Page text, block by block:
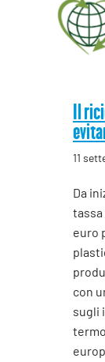
Il
11
Da
tassa
euro
con
sugli